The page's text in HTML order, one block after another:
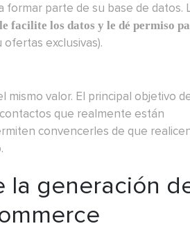
formar parte de su base de datos.
facilite los datos y le dé permiso
exclusivas).
valor. El principal objetivo
que realmente están
convencerles de que
la generación